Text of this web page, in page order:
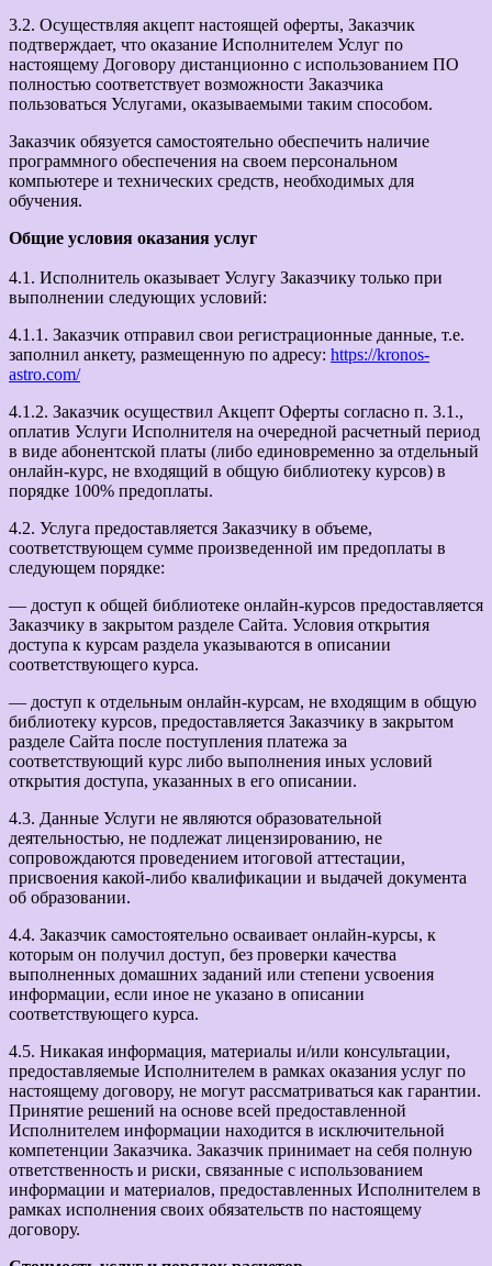
3.2. Осуществляя акцепт настоящей оферты, Заказчик
подтверждает, что оказание Исполнителем Услуг по
настоящему Договору дистанционно с использованием ПО
полностью соответствует возможности Заказчика
пользоваться Услугами, оказываемыми таким способом.
Заказчик обязуется самостоятельно обеспечить наличие
программного обеспечения на своем персональном
компьютере и технических средств, необходимых для
обучения.
Общие условия оказания услуг
4.1. Исполнитель оказывает Услугу Заказчику только при
выполнении следующих условий:
4.1.1. Заказчик отправил свои регистрационные данные, т.е.
заполнил анкету, размещенную по адресу: https://kronos-
astro.com/
4.1.2. Заказчик осуществил Акцепт Оферты согласно п. 3.1.,
оплатив Услуги Исполнителя на очередной расчетный период
в виде абонентской платы (либо единовременно за отдельный
онлайн-курс, не входящий в общую библиотеку курсов) в
порядке 100% предоплаты.
4.2. Услуга предоставляется Заказчику в объеме,
соответствующем сумме произведенной им предоплаты в
следующем порядке:
— доступ к общей библиотеке онлайн-курсов предоставляется
Заказчику в закрытом разделе Сайта. Условия открытия
доступа к курсам раздела указываются в описании
соответствующего курса.
— доступ к отдельным онлайн-курсам, не входящим в общую
библиотеку курсов, предоставляется Заказчику в закрытом
разделе Сайта после поступления платежа за
соответствующий курс либо выполнения иных условий
открытия доступа, указанных в его описании.
4.3. Данные Услуги не являются образовательной
деятельностью, не подлежат лицензированию, не
сопровождаются проведением итоговой аттестации,
присвоения какой-либо квалификации и выдачей документа
об образовании.
4.4. Заказчик самостоятельно осваивает онлайн-курсы, к
которым он получил доступ, без проверки качества
выполненных домашних заданий или степени усвоения
информации, если иное не указано в описании
соответствующего курса.
4.5. Никакая информация, материалы и/или консультации,
предоставляемые Исполнителем в рамках оказания услуг по
настоящему договору, не могут рассматриваться как гарантии.
Принятие решений на основе всей предоставленной
Исполнителем информации находится в исключительной
компетенции Заказчика. Заказчик принимает на себя полную
ответственность и риски, связанные с использованием
информации и материалов, предоставленных Исполнителем в
рамках исполнения своих обязательств по настоящему
договору.